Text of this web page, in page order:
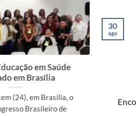
em Saúde
em Brasília
(24), em Brasília, o
Brasileiro de
30
ago